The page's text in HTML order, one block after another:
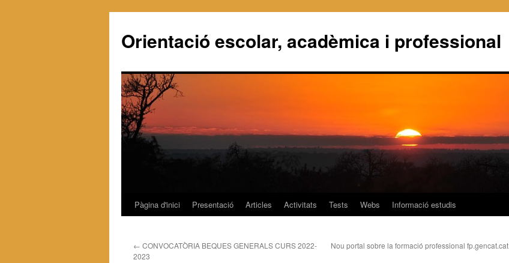
Orientació escolar, acadèmica i professional
Vés
contingut
Pàgina d'inici Presentació Articles Activitats Tests Webs Informació estudis
← CONVOCATÒRIA BEQUES GENERALS CURS 2022-
2023
Nou portal sobre la formació professional fp.gencat.cat